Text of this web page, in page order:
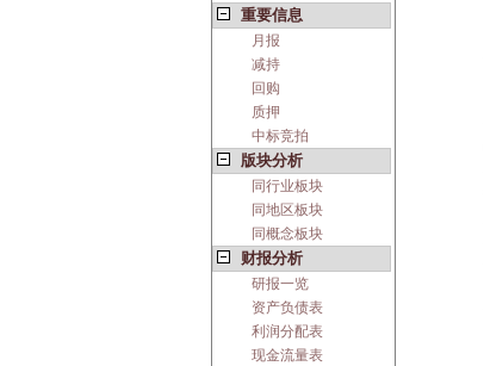
重要信息
月报
减持
回购
质押
中标竞拍
版块分析
同行业板块
同地区板块
同概念板块
财报分析
研报一览
资产负债表
利润分配表
现金流量表